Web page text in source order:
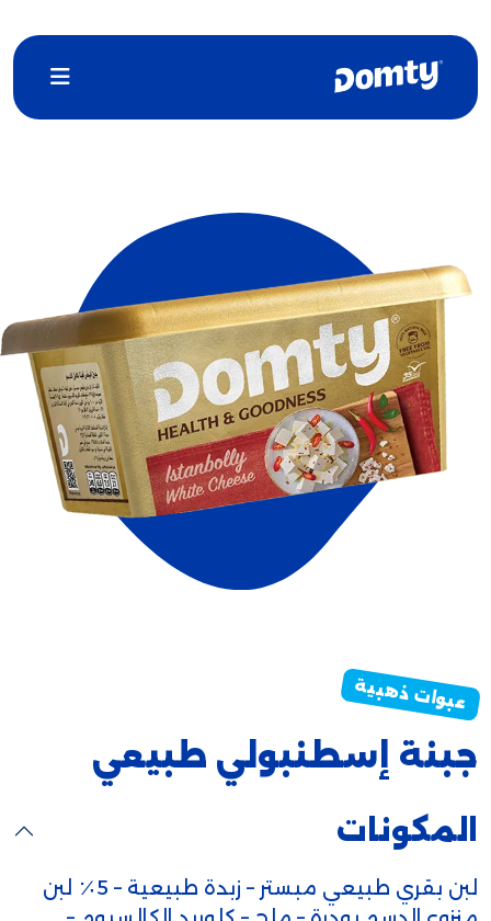
جبنة إسطنبولي طبيعي
المكونات
لبن بقري طبيعي مبستر – زبدة طبيعية – 5٪ لبن